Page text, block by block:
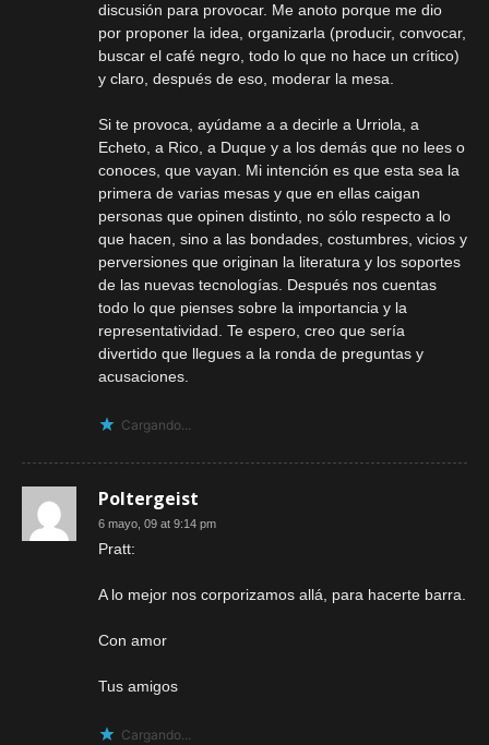
discusión para provocar. Me anoto porque me dio
por proponer la idea, organizarla (producir, convocar,
buscar el café negro, todo lo que no hace un crítico)
y claro, después de eso, moderar la mesa.
Si te provoca, ayúdame a a decirle a Urriola, a
Echeto, a Rico, a Duque y a los demás que no lees o
conoces, que vayan. Mi intención es que esta sea la
primera de varias mesas y que en ellas caigan
personas que opinen distinto, no sólo respecto a lo
que hacen, sino a las bondades, costumbres, vicios y
perversiones que originan la literatura y los soportes
de las nuevas tecnologías. Después nos cuentas
todo lo que pienses sobre la importancia y la
representatividad. Te espero, creo que sería
divertido que llegues a la ronda de preguntas y
acusaciones.
Cargando...
Poltergeist
6 mayo, 09 at 9:14 pm
Pratt:
A lo mejor nos corporizamos allá, para hacerte barra.
Con amor
Tus amigos
Cargando...